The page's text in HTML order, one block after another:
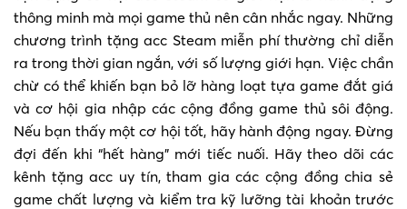
thông minh mà mọi game thủ nên cân nhắc ngay. Những
chương trình tặng acc Steam miễn phí thường chỉ diễn
ra trong thời gian ngắn, với số lượng giới hạn. Việc chần
chừ có thể khiến bạn bỏ lỡ hàng loạt tựa game đắt giá
và cơ hội gia nhập các cộng đồng game thủ sôi động.
Nếu bạn thấy một cơ hội tốt, hãy hành động ngay. Đừng
đợi đến khi “hết hàng” mới tiếc nuối. Hãy theo dõi các
kênh tặng acc uy tín, tham gia các cộng đồng chia sẻ
game chất lượng và kiểm tra kỹ lưỡng tài khoản trước